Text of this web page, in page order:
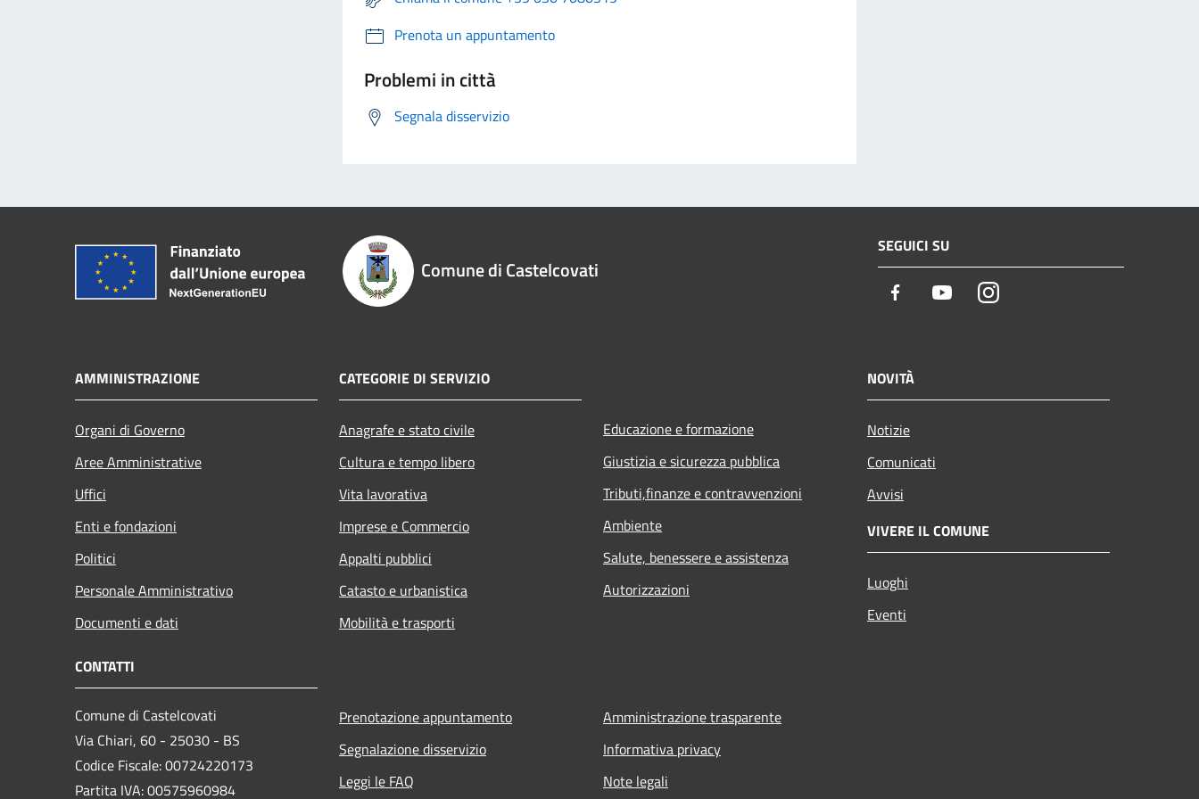
Prenota un appuntamento
Problemi in città
Segnala disservizio
Comune di Castelcovati
SEGUICI SU
Facebook YoutubeInstagram
AMMINISTRAZIONE
Organi di Governo
Aree Amministrative
Uffici
Enti e fondazioni
Politici
Personale Amministrativo
Documenti e dati
CATEGORIE DI SERVIZIO
Anagrafe e stato civile
Cultura e tempo libero
Vita lavorativa
Imprese e Commercio
Appalti pubblici
Catasto e urbanistica
Mobilità e trasporti
Educazione e formazione
Giustizia e sicurezza pubblica
Tributi,finanze e contravvenzioni
Ambiente
Salute, benessere e assistenza
Autorizzazioni
NOVITÀ
Notizie
Comunicati
Avvisi
VIVERE IL COMUNE
Luoghi
Eventi
CONTATTI
Comune di Castelcovati
Via Chiari, 60 - 25030 - BS
Codice Fiscale: 00724220173
Partita IVA: 00575960984
Prenotazione appuntamento
Segnalazione disservizio
Leggi le FAQ
Amministrazione trasparente
Informativa privacy
Note legali